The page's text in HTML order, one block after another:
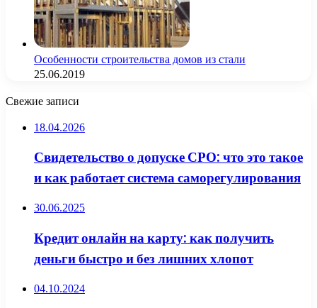
Особенности строительства домов из стали
25.06.2019
Свежие записи
18.04.2026
Свидетельство о допуске СРО: что это такое
и как работает система саморегулирования
30.06.2025
Кредит онлайн на карту: как получить
деньги быстро и без лишних хлопот
04.10.2024